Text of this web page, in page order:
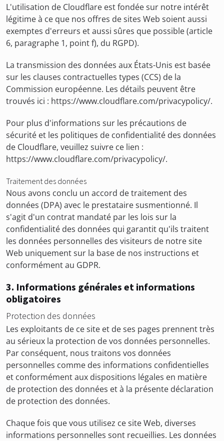
L'utilisation de Cloudflare est fondée sur notre intérêt
légitime à ce que nos offres de sites Web soient aussi
exemptes d'erreurs et aussi sûres que possible (article
6, paragraphe 1, point f), du RGPD).
La transmission des données aux États-Unis est basée
sur les clauses contractuelles types (CCS) de la
Commission européenne. Les détails peuvent être
trouvés ici : https://www.cloudflare.com/privacypolicy/.
Pour plus d'informations sur les précautions de
sécurité et les politiques de confidentialité des données
de Cloudflare, veuillez suivre ce lien :
https://www.cloudflare.com/privacypolicy/.
Traitement des données
Nous avons conclu un accord de traitement des
données (DPA) avec le prestataire susmentionné. Il
s'agit d'un contrat mandaté par les lois sur la
confidentialité des données qui garantit qu'ils traitent
les données personnelles des visiteurs de notre site
Web uniquement sur la base de nos instructions et
conformément au GDPR.
3. Informations générales et informations
obligatoires
Protection des données
Les exploitants de ce site et de ses pages prennent très
au sérieux la protection de vos données personnelles.
Par conséquent, nous traitons vos données
personnelles comme des informations confidentielles
et conformément aux dispositions légales en matière
de protection des données et à la présente déclaration
de protection des données.
Chaque fois que vous utilisez ce site Web, diverses
informations personnelles sont recueillies. Les données